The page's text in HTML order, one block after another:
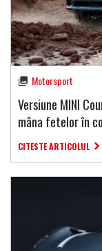
Motorsport
Versiune MINI
mâna fetelor în
CITESTE ARTICOLUL